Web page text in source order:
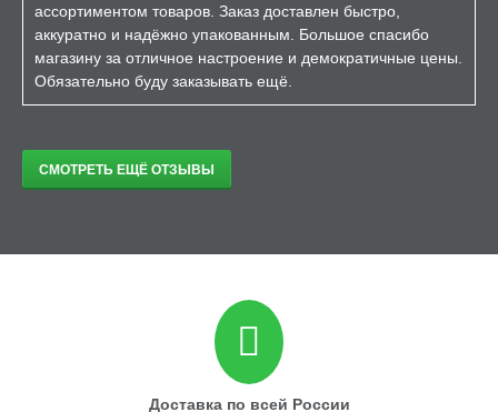
ассортиментом товаров. Заказ доставлен быстро,
аккуратно и надёжно упакованным. Большое спасибо
магазину за отличное настроение и демократичные цены.
Обязательно буду заказывать ещё.
СМОТРЕТЬ ЕЩЁ ОТЗЫВЫ
Доставка по всей России